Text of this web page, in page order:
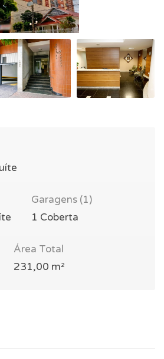
Garagens (1)
1 Coberta
Área Total
231,00 m²